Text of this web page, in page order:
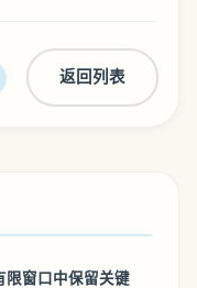
返回列表
限窗口中保留关键